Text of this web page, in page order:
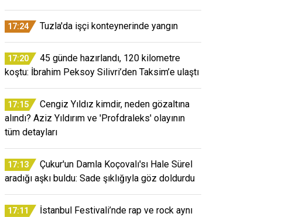
17:24 Tuzla'da işçi konteynerinde yangın
17:20
45 günde hazırlandı, 120 kilometre
koştu: İbrahim Peksoy Silivri’den Taksim’e ulaştı
17:15
Cengiz Yıldız kimdir, neden gözaltına
alındı? Aziz Yıldırım ve 'Profdraleks' olayının
tüm detayları
17:13
Çukur'un Damla Koçovalı'sı Hale Sürel
aradığı aşkı buldu: Sade şıklığıyla göz doldurdu
17:11
İstanbul Festivali’nde rap ve rock aynı